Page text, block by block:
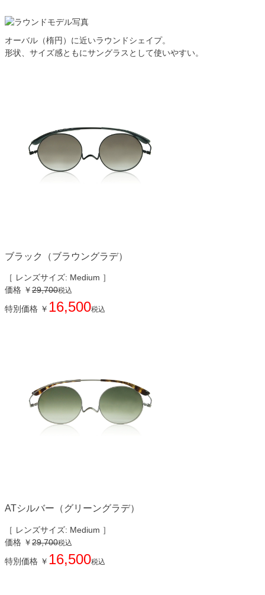
オーバル（楕円）に近いラウンドシェイプ。
形状、サイズ感ともにサングラスとして使いやすい。
ブラック（ブラウングラデ）
［ レンズサイズ: Medium ］
価格 ￥29,700税込
特別価格 ￥ 16,500税込
ATシルバー（グリーングラデ）
［ レンズサイズ: Medium ］
価格 ￥29,700税込
特別価格 ￥ 16,500税込